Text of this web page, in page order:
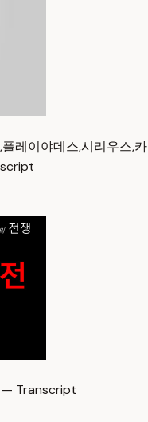
레이야데스,시리우스,카
— Transcript